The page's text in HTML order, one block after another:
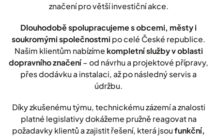
značení pro větší investiční akce.
Dlouhodobě spolupracujeme s obcemi, městy i
soukromými společnostmi po celé České republice.
Našim klientům nabízíme kompletní služby v oblasti
dopravního značení– od návrhu a projektové přípravy,
přes dodávku a instalaci, až po následný servis a
údržbu.
Díky zkušenému týmu, technickému zázemí a znalosti
platné legislativy dokážeme pružně reagovat na
požadavky klientů a zajistit řešení, která jsoufunkční,